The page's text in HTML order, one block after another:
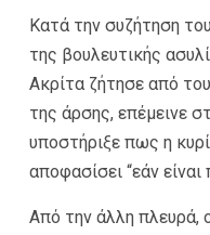
Κατά την συζήτηση
της βουλευτικής
Ακρίτα ζήτησε από
της άρσης, επέμεινε
υποστήριξε πως η
αποφασίσει “εάν
Από την άλλη πλευρά,